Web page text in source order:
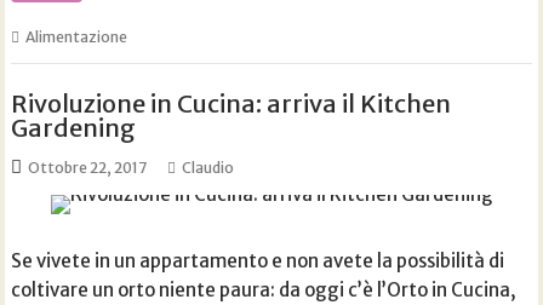
Alimentazione
Rivoluzione in Cucina: arriva il Kitchen
Gardening
Ottobre 22, 2017 Claudio
Se vivete in un appartamento e non avete la possibilità di
coltivare un orto niente paura: da oggi c’è l’Orto in Cucina,